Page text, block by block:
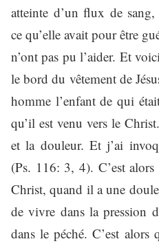
atteinte d’un flux de
ce qu’elle avait pour être
n’ont pas pu l’aider. Et
le bord du vêtement de
homme l’enfant de qui
qu’il est venu vers le
et la douleur. Et j’ai
(Ps. 116: 3, 4). C’est alors
Christ, quand il a une
de vivre dans la pression
dans le péché. C’est alors